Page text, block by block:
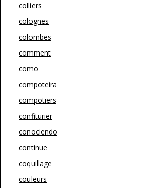
colliers
colognes
colombes
comment
como
compoteira
compotiers
confiturier
conociendo
continue
coquillage
couleurs